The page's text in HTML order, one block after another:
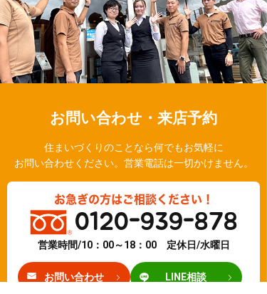
お問い合わせ・来店予約
住まいづくりのことなら何でもお気軽に
お問い合わせください。営業電話は一切かけません。
お急ぎの方はご相談ください！
0120-939-878
営業時間/10：00～18：00 定休日/水曜日
お問い合わせ LINE相談